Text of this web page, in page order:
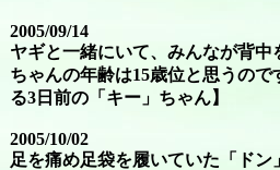
2005/09/14
ヤギと一緒にいて、みんなが背
ちゃんの年齢は15歳位と思うの
る3日前の「キー」ちゃん】
2005/10/02
足を痛め足袋を履いていた「ド